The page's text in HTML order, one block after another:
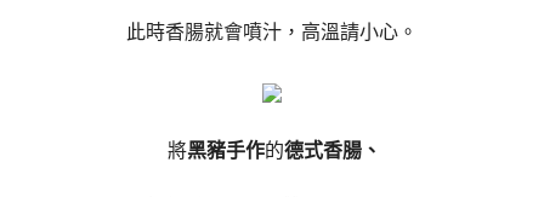
此時香腸就會噴汁，高溫請小心。
將黑豬手作的德式香腸、